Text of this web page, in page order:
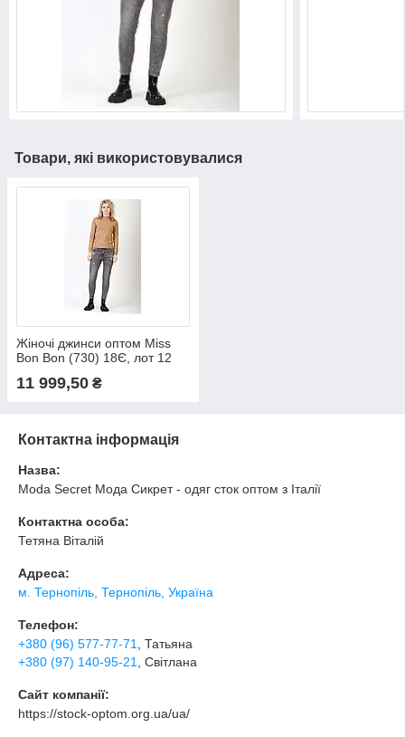
Товари, які використовувалися
Жіночі джинси оптом Miss
Bon Bon (730) 18Є, лот 12
11 999,50 ₴
Контактна інформація
Назва:
Moda Secret Мода Сикрет - одяг сток оптом з Італії
Контактна особа:
Тетяна Віталій
Адреса:
м. Тернопіль, Тернопіль, Україна
Телефон:
+380 (96) 577-77-71
, Татьяна
+380 (97) 140-95-21
, Світлана
Сайт компанії:
https://stock-optom.org.ua/ua/